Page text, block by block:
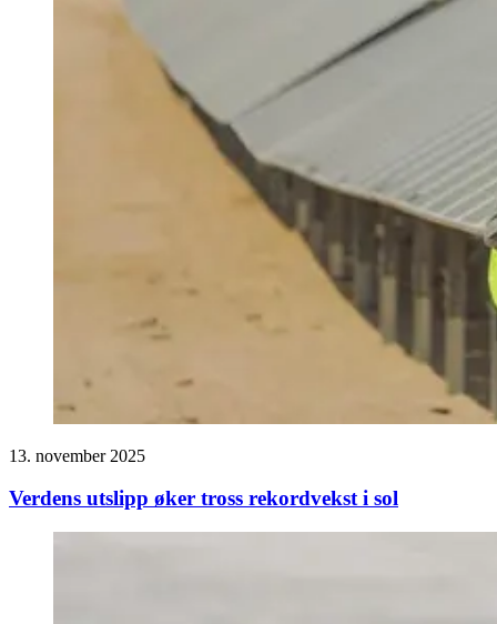
13. november 2025
Verdens utslipp øker tross rekordvekst i sol